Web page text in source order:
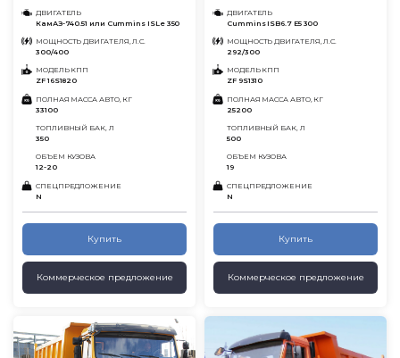
ДВИГАТЕЛЬ
КамАЗ-740.51 или Cummins ISLe 350
МОЩНОСТЬ ДВИГАТЕЛЯ, Л.С.
300/400
МОДЕЛЬ КПП
ZF 16S1820
ПОЛНАЯ МАССА АВТО, КГ
33100
ТОПЛИВНЫЙ БАК, Л
350
ОБЪЕМ КУЗОВА
12-20
СПЕЦПРЕДЛОЖЕНИЕ
N
Купить
Коммерческое предложение
ДВИГАТЕЛЬ
Cummins ISB6.7 E5 300
МОЩНОСТЬ ДВИГАТЕЛЯ, Л.С.
292/300
МОДЕЛЬ КПП
ZF 9S1310
ПОЛНАЯ МАССА АВТО, КГ
25200
ТОПЛИВНЫЙ БАК, Л
500
ОБЪЕМ КУЗОВА
19
СПЕЦПРЕДЛОЖЕНИЕ
N
Купить
Коммерческое предложение